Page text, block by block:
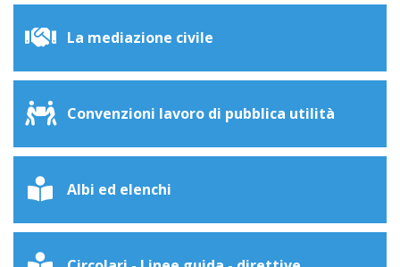
La mediazione civile
Convenzioni lavoro di pubblica utilità
Albi ed elenchi